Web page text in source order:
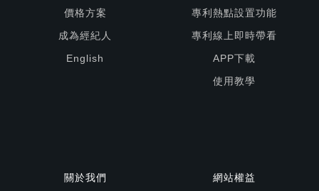
價格方案
成為經紀人
English
專利熱點設置功能
專利線上即時帶看
APP下載
使用教學
關於我們 網站權益